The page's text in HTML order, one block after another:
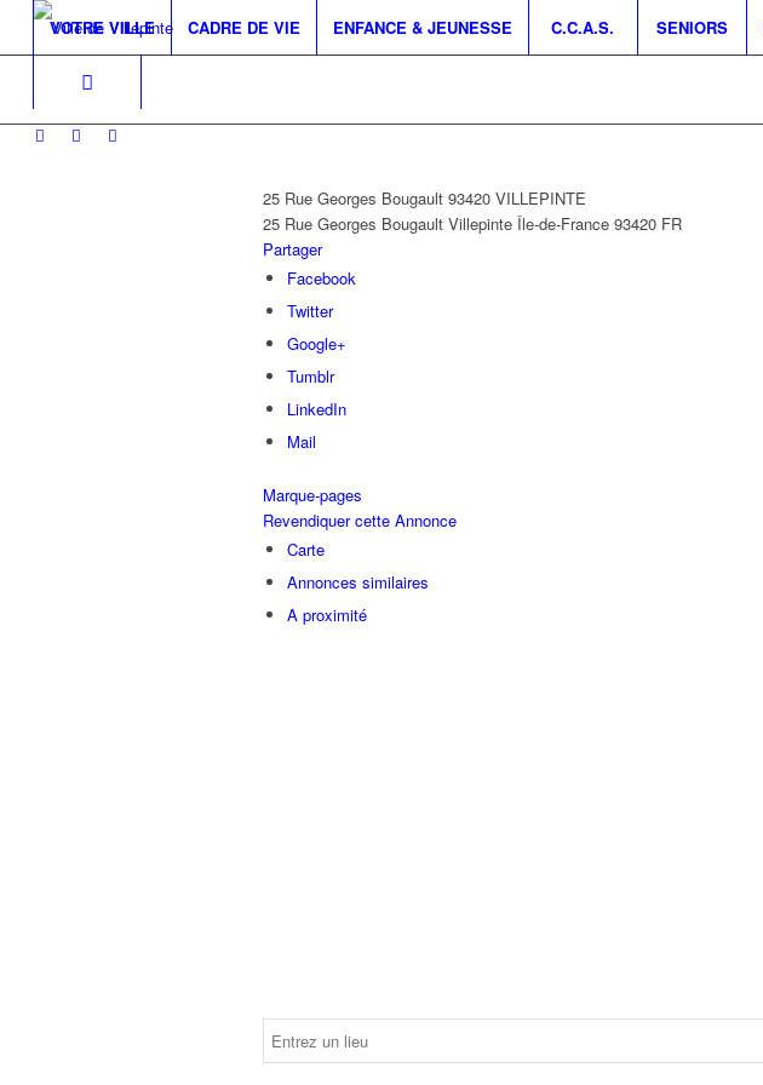
VOTRE VILLE CADRE DE VIE ENFANCE & JEUNESSE C.C.A.S. SENIORS
25 Rue Georges Bougault 93420 VILLEPINTE
25 Rue Georges Bougault Villepinte Île-de-France 93420 FR
Partager
Facebook
Twitter
Google+
Tumblr
LinkedIn
Mail
Marque-pages
Revendiquer cette Annonce
Carte
Annonces similaires
A proximité